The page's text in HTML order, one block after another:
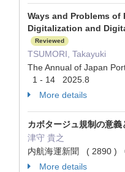
Ways and Problems of
Digitalization and
Reviewed
TSUMORI, Takayuki
The Annual of Japan
1 - 14 2025.8
More details
カボタージュ規制の意義
津守 貴之
内航海運新聞 ( 2890 )
More details